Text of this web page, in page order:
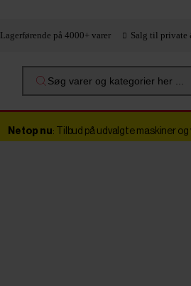
Lagerførende på 4000+ varer Salg til private
Søg varer og kategorier her ...
Netop nu: Tilbud på udvalgte maskiner